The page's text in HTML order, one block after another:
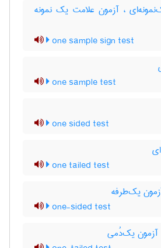
، آزمون علامت یک نمونه
one sample sign test
one sample test
one sided test
one tailed test
یک‌طرفه
one-sided test
یک‌دُمی